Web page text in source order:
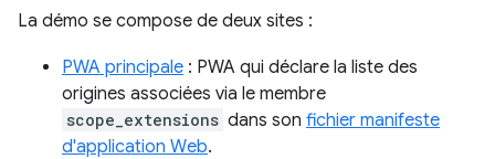
La démo se compose de deux sites :
PWA principale : PWA qui déclare la liste des
origines associées via le membre
scope_extensions dans son fichier manifeste
d'application Web.